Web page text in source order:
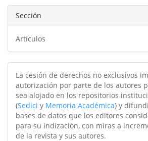
Sección
Artículos
La cesión de derechos no exclusivos
autorización por parte de los autores
sea alojado en los repositorios
(Sedici y Memoria Académica) y
bases de datos que los editores
para su indización, con miras a
de la revista y sus autores.